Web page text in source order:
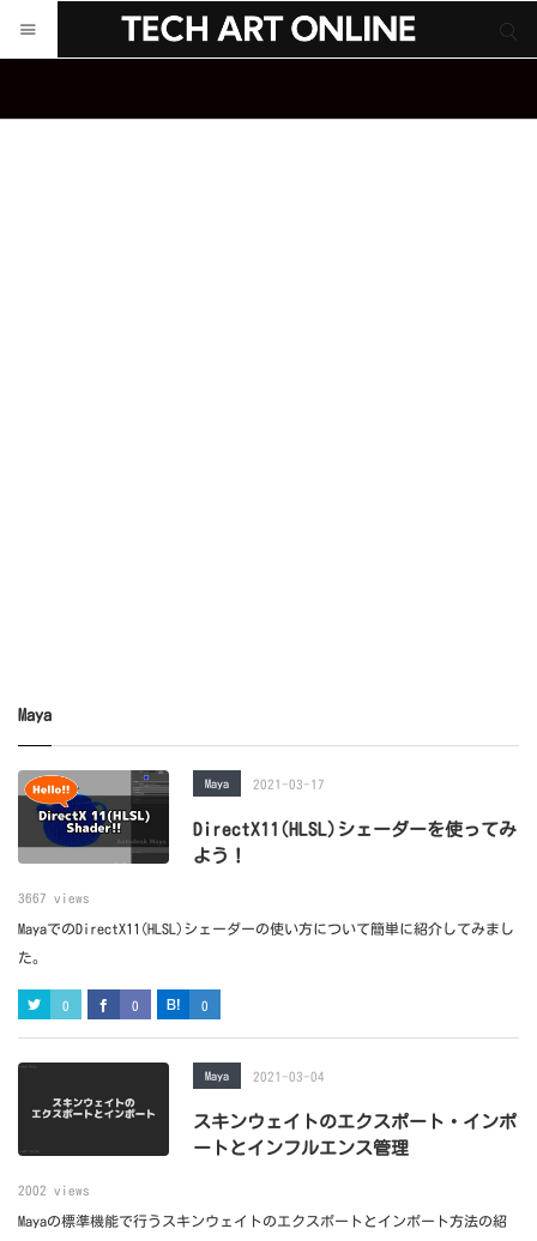
Maya
Maya 2021-03-17
DirectX11(HLSL)シェーダーを使ってみ
よう！
3667 views
MayaでのDirectX11(HLSL)シェーダーの使い方について簡単に紹介してみまし
た。
0 0 0
Maya 2021-03-04
スキンウェイトのエクスポート・インポ
ートとインフルエンス管理
2002 views
Mayaの標準機能で行うスキンウェイトのエクスポートとインポート方法の紹